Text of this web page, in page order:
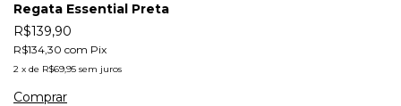
Regata Essential Preta
R$139,90
R$134,30 com Pix
2 x de R$69,95 sem juros
Comprar